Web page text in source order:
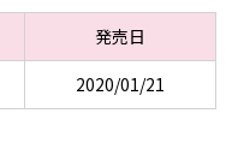
発売日
2020/01/21